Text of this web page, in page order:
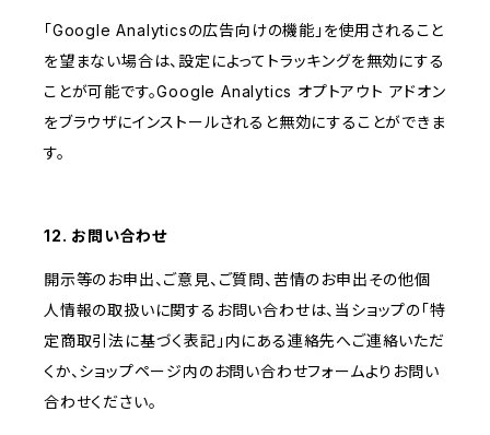
「Google Analyticsの広告向けの機能」を使用されること
を望まない場合は、設定によってトラッキングを無効にする
ことが可能です。Google Analytics オプトアウト アドオン
をブラウザにインストールされると無効にすることができま
す。
12. お問い合わせ
開示等のお申出、ご意見、ご質問、苦情のお申出その他個
人情報の取扱いに関するお問い合わせは、当ショップの「特
定商取引法に基づく表記」内にある連絡先へご連絡いただ
くか、ショップページ内のお問い合わせフォームよりお問い
合わせください。